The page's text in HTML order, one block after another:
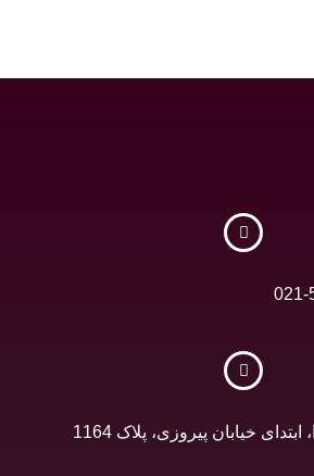
خیابان پیروزی، پلاک 1164